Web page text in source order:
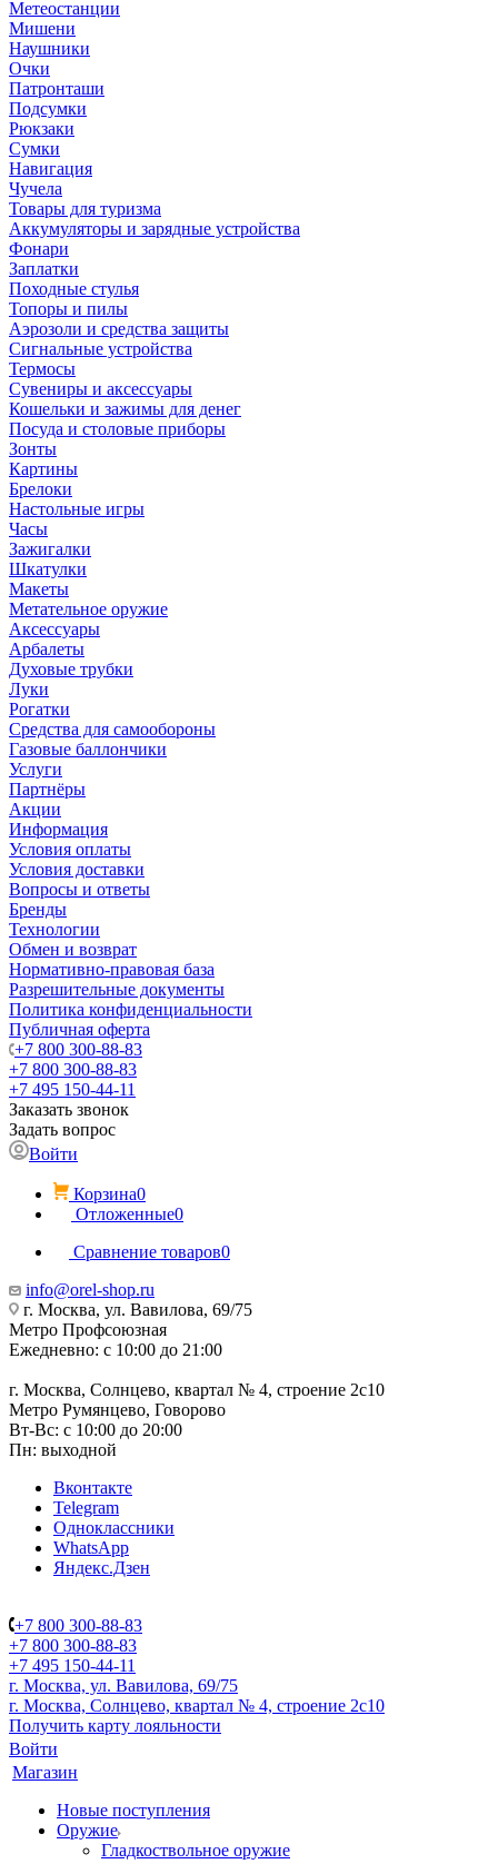
Метеостанции
Мишени
Наушники
Очки
Патронташи
Подсумки
Рюкзаки
Сумки
Навигация
Чучела
Товары для туризма
Аккумуляторы и зарядные устройства
Фонари
Заплатки
Походные стулья
Топоры и пилы
Аэрозоли и средства защиты
Сигнальные устройства
Термосы
Сувениры и аксессуары
Кошельки и зажимы для денег
Посуда и столовые приборы
Зонты
Картины
Брелоки
Настольные игры
Часы
Зажигалки
Шкатулки
Макеты
Метательное оружие
Аксессуары
Арбалеты
Духовые трубки
Луки
Рогатки
Средства для самообороны
Газовые баллончики
Услуги
Партнёры
Акции
Информация
Условия оплаты
Условия доставки
Вопросы и ответы
Бренды
Технологии
Обмен и возврат
Нормативно-правовая база
Разрешительные документы
Политика конфиденциальности
Публичная оферта
+7 800 300-88-83
+7 800 300-88-83
+7 495 150-44-11
Заказать звонок
Задать вопрос
Войти
Корзина0
Отложенные0
Сравнение товаров0
info@orel-shop.ru
г. Москва, ул. Вавилова, 69/75
Метро Профсоюзная
Ежедневно: с 10:00 до 21:00
г. Москва, Солнцево, квартал № 4, строение 2с10
Метро Румянцево, Говорово
Вт-Вс: с 10:00 до 20:00
Пн: выходной
Вконтакте
Telegram
Одноклассники
WhatsApp
Яндекс.Дзен
+7 800 300-88-83
+7 800 300-88-83
+7 495 150-44-11
г. Москва, ул. Вавилова, 69/75
г. Москва, Солнцево, квартал № 4, строение 2с10
Получить карту лояльности
Войти
Магазин
Новые поступления
Оружие
Гладкоствольное оружие